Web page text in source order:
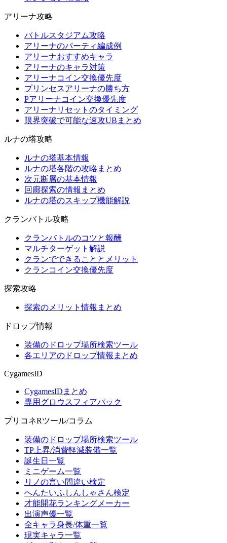
アリーナ攻略
バトルスタジアム攻略
アリーナのパーティ編成例
アリーナおすすめキャラ
アリーナのキャラ対策
アリーナコイン交換優先度
プリンセスアリーナの勝ち方
Pアリーナコイン交換優先度
アリーナリセットのタイミング
限界突破で可能な速攻UBまとめ
ルナの塔攻略
ルナの塔基本情報
ルナの塔各階の攻略まとめ
次元断層の基本情報
回廊探索の情報まとめ
ルナの塔のスキップ機能解説
クランバトル攻略
クランバトルのコツと報酬
マルチターゲット解説
クランでできることとメリット
クランコイン交換優先度
探索攻略
探索のメリット情報まとめ
ドロップ情報
装備のドロップ場所検索ツール
各エリアのドロップ情報まとめ
CygamesID
CygamesIDまとめ
専用グロウスフィアパック
プリコネRツール/コラム
装備のドロップ場所検索ツール
TP上昇/消費軽減装備一覧
誕生日一覧
ミニゲーム一覧
リノの言い間違い検定
へんたいふしんしゃさん検定
才能開花ランキングメーカー
出演声優一覧
全キャラ身長/体重一覧
現実キャラ一覧